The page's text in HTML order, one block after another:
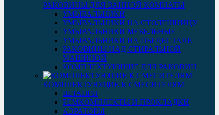
РАКОВИНЫ ДЛЯ ВАННОЙ КОМНАТЫ
УМЫВАЛЬНИКИ
УМЫВАЛЬНИКИ НА СТОЛЕШНИЦУ
УМЫВАЛЬНИКИ МЕБЕЛЬНЫЕ
УМЫВАЛЬНИКИ НА ПЬЕДЕСТАЛЕ
РАКОВИНЫ НАД СТИРАЛЬНОЙ
МАШИНОЙ
КОМПЛЕКТУЮЩИЕ ДЛЯ РАКОВИН
КОМПЛЕКТУЮЩИЕ К СМЕСИТЕЛЯМ
ШЛАНГИ
РЕМКОМПЛЕКТЫ И ПРОКЛАДКИ
АЭРАТОРЫ